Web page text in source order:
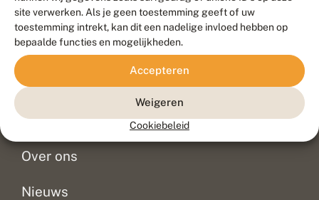
site verwerken. Als je geen toestemming geeft of uw
toestemming intrekt, kan dit een nadelige invloed hebben op
bepaalde functies en mogelijkheden.
Accepteren
Weigeren
Cookiebeleid
Contact
Veelgestelde vragen
Doneer
Over ons
Nieuws
Duurzaam ontwikkeld door
Go2People
, ontworpen door
Blue Field Agency
Privacy
Disclaimer
Sitemap